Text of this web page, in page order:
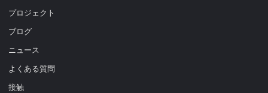
プロジェクト
ブログ
ニュース
よくある質問
接触